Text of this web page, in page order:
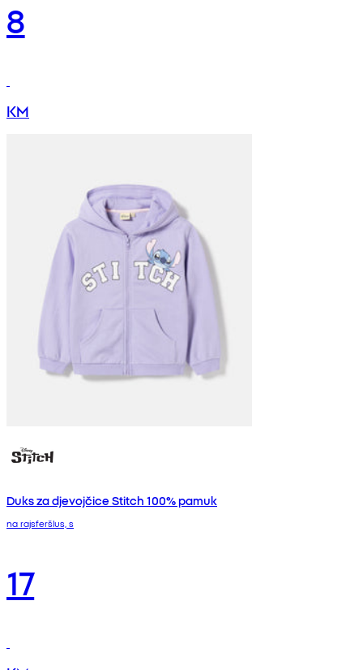
8
KM
Duks za djevojčice Stitch 100% pamuk
na rajsferšlus, s
17